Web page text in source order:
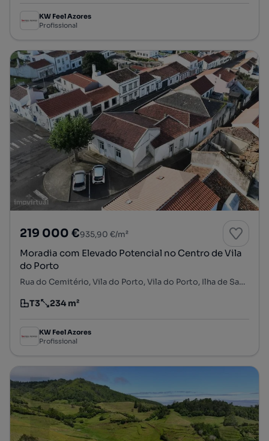
KW Feel Azores
Profissional
219 000 €935,90 €/m²
Moradia com Elevado Potencial no Centro de Vila
do Porto
Rua do Cemitério, Vila do Porto, Vila do Porto, Ilha de Santa Maria
Tipologia
T3
Preço por metro quadrado
234 m²
KW Feel Azores
Profissional